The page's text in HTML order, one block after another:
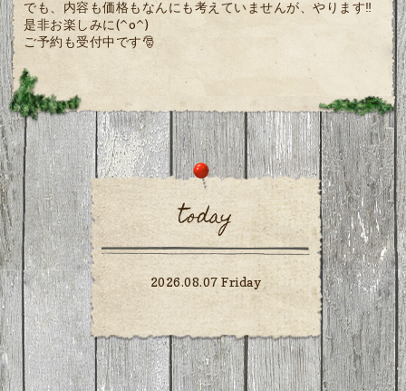
でも、内容も価格もなんにも考えていませんが、やります‼
是非お楽しみに(^o^)
ご予約も受付中です🎅
today
2026.08.07 Friday